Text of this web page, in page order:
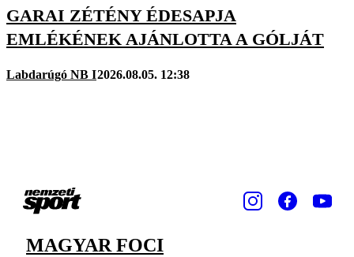
GARAI ZÉTÉNY ÉDESAPJA
EMLÉKÉNEK AJÁNLOTTA A GÓLJÁT
Labdarúgó NB I2026.08.05. 12:38
MAGYAR FOCI